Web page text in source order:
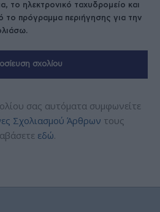
το ηλεκτρονικό ταχυδρομείο και
το πρόγραμμα περιήγησης για την
σας αυτόματα συμφωνείτε
Σχολιασμού Άρθρων τους
εδώ.